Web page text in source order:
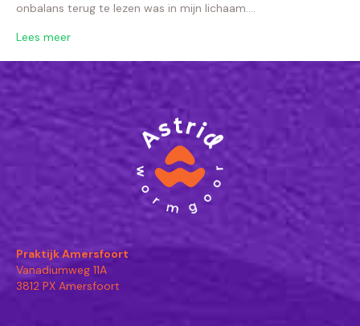
onbalans terug te lezen was in mijn lichaam.…
Lees meer
Praktijk Amersfoort
Vanadiumweg 11A
3812 PX Amersfoort